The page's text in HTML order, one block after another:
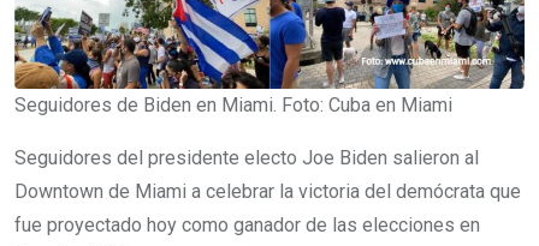
Seguidores de Biden en Miami. Foto: Cuba en Miami
Seguidores del presidente electo Joe Biden salieron al
Downtown de Miami a celebrar la victoria del demócrata que
fue proyectado hoy como ganador de las elecciones en